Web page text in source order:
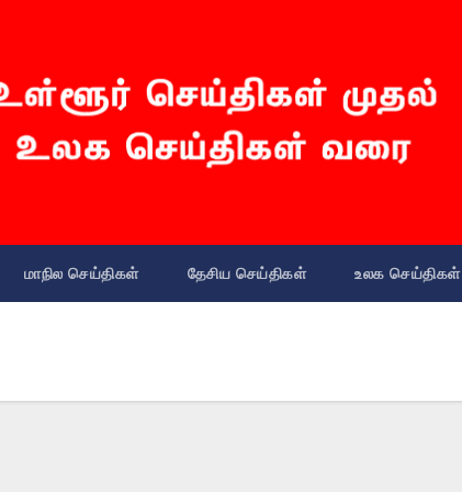
மாநில செய்திகள் தேசிய செய்திகள் உலக செய்திகள்